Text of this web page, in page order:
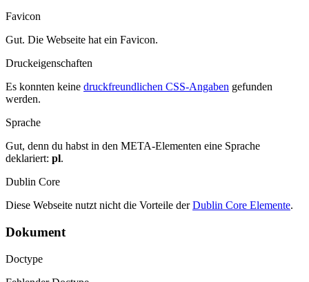
Favicon
Gut. Die Webseite hat ein Favicon.
Druckeigenschaften
Es konnten keine druckfreundlichen CSS-Angaben gefunden
werden.
Sprache
Gut, denn du habst in den META-Elementen eine Sprache
deklariert: pl.
Dublin Core
Diese Webseite nutzt nicht die Vorteile derDublin Core Elemente.
Dokument
Doctype